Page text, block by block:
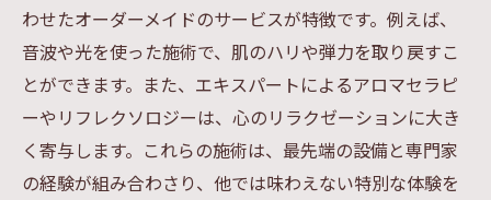
わせたオーダーメイドのサービスが特徴です。例えば、
音波や光を使った施術で、肌のハリや弾力を取り戻すこ
とができます。また、エキスパートによるアロマセラピ
ーやリフレクソロジーは、心のリラクゼーションに大き
く寄与します。これらの施術は、最先端の設備と専門家
の経験が組み合わさり、他では味わえない特別な体験を